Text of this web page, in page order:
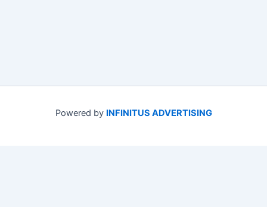
Powered by INFINITUS ADVERTISING